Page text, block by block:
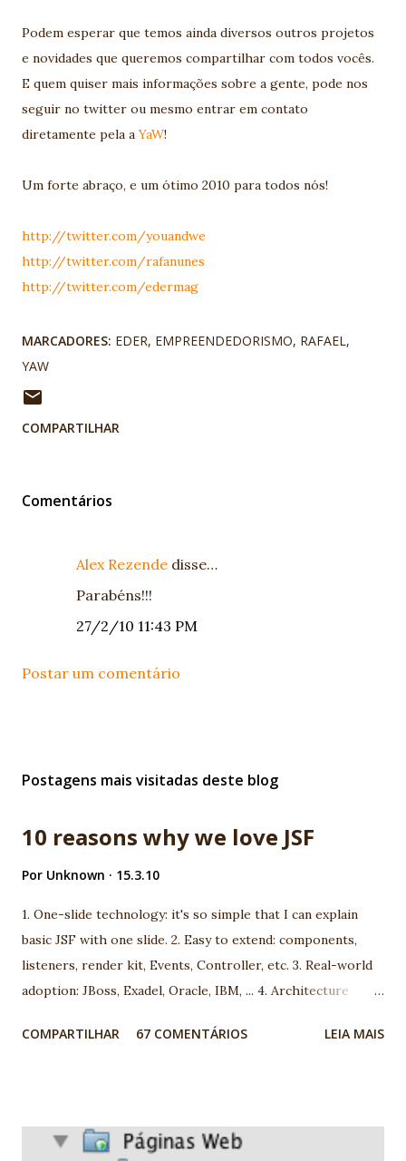
Podem esperar que temos ainda diversos outros projetos
e novidades que queremos compartilhar com todos vocês.
E quem quiser mais informações sobre a gente, pode nos
seguir no twitter ou mesmo entrar em contato
diretamente pela aYaW!
Um forte abraço, e um ótimo 2010 para todos nós!
http://twitter.com/youandwe
http://twitter.com/rafanunes
http://twitter.com/edermag
MARCADORES: EDER EMPREENDEDORISMO RAFAEL
YAW
COMPARTILHAR
Comentários
Alex Rezende disse…
Parabéns!!!
27/2/10 11:43 PM
Postar um comentário
Postagens mais visitadas deste blog
10 reasons why we love JSF
Por Unknown 15.3.10
1. One-slide technology: it's so simple that I can explain
basic JSF with one slide. 2. Easy to extend: components,
listeners, render kit, Events, Controller, etc. 3. Real-world
adoption: JBoss, Exadel, Oracle, IBM, ... 4. Architecture
architecture. 5. Open-mind community: using JSF you are
2.0. People are working really hard! 8. Many professionals
COMPARTILHAR 67 COMENTÁRIOS LEIA MAIS